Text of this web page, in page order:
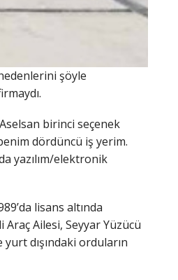
şöyle
birinci seçenek
dördüncü iş yerim.
yazılım/elektronik
lisans altında
Ailesi, Seyyar Yüzücü
dışındaki orduların